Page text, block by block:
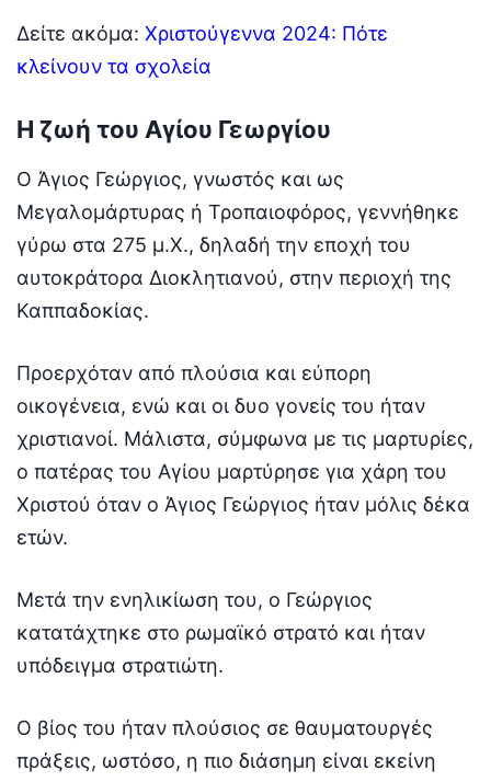
Δείτε ακόμα: Χριστούγεννα 2024: Πότε
κλείνουν τα σχολεία
Η ζωή του Αγίου Γεωργίου
Ο Άγιος Γεώργιος, γνωστός και ως
Μεγαλομάρτυρας ή Τροπαιοφόρος, γεννήθηκε
γύρω στα 275 μ.Χ., δηλαδή την εποχή του
αυτοκράτορα Διοκλητιανού, στην περιοχή της
Καππαδοκίας.
Προερχόταν από πλούσια και εύπορη
οικογένεια, ενώ και οι δυο γονείς του ήταν
χριστιανοί. Μάλιστα, σύμφωνα με τις μαρτυρίες,
ο πατέρας του Αγίου μαρτύρησε για χάρη του
Χριστού όταν ο Άγιος Γεώργιος ήταν μόλις δέκα
ετών.
Μετά την ενηλικίωση του, ο Γεώργιος
κατατάχτηκε στο ρωμαϊκό στρατό και ήταν
υπόδειγμα στρατιώτη.
Ο βίος του ήταν πλούσιος σε θαυματουργές
πράξεις, ωστόσο, η πιο διάσημη είναι εκείνη